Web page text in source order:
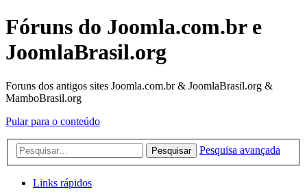
Fóruns do Joomla.com.br e
JoomlaBrasil.org
Foruns dos antigos sites Joomla.com.br & JoomlaBrasil.org &
MamboBrasil.org
Pular para o conteúdo
Pesquisar Pesquisa avançada
Links rápidos